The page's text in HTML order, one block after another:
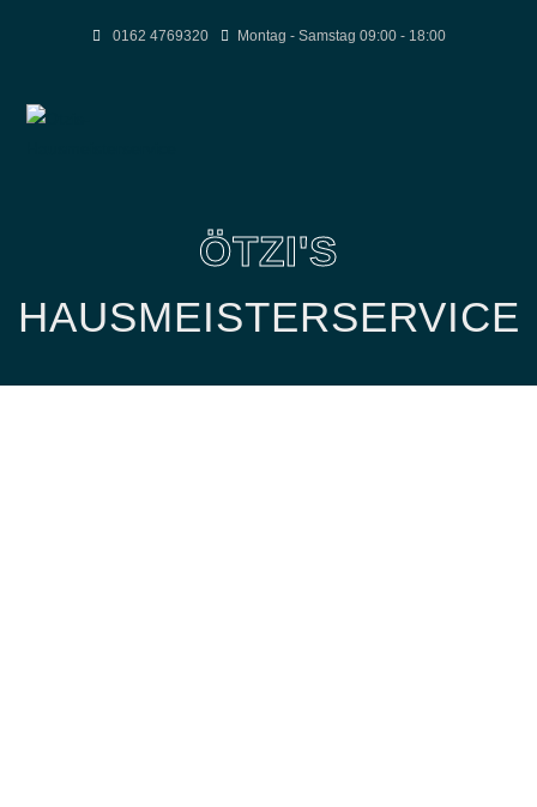
0162 4769320 Montag - Samstag 09:00 - 18:00
ÖTZI'S
HAUSMEISTERSERVICE